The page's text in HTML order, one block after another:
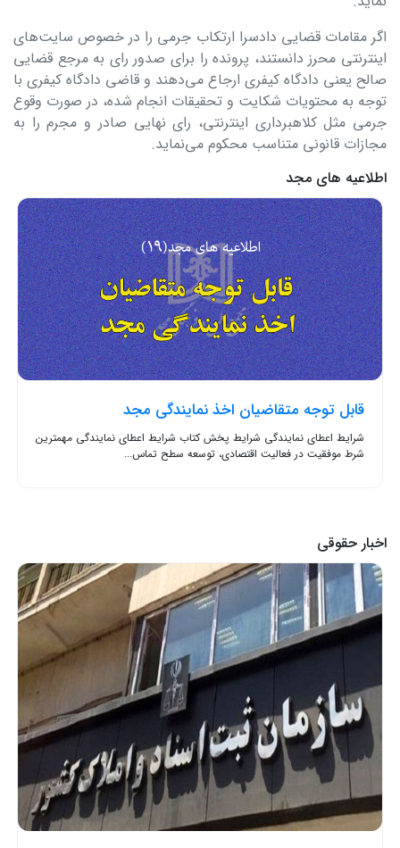
اگر مقامات قضایی دادسرا ارتکاب جرمی را در خصوص سایت‌های
اینترنتی محرز دانستند، پرونده را برای صدور رای به مرجع قضایی
صالح یعنی دادگاه کیفری ارجاع می‌دهند و قاضی دادگاه کیفری با
توجه به محتویات شکایت و تحقیقات انجام شده، در صورت وقوع
جرمی مثل کلاهبرداری اینترنتی، رای نهایی صادر و مجرم را به
مجازات قانونی متناسب محکوم می‌نماید.
اطلاعیه های مجد
قابل توجه متقاضیان اخذ نمایندگی مجد
شرایط اعطای نمایندگی شرایط پخش کتاب شرایط اعطای نمایندگی مهمترین
شرط موفقیت در فعالیت اقتصادی، توسعه سطح تماس...
اخبار حقوقی